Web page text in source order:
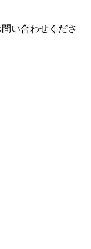
い合わせくださ